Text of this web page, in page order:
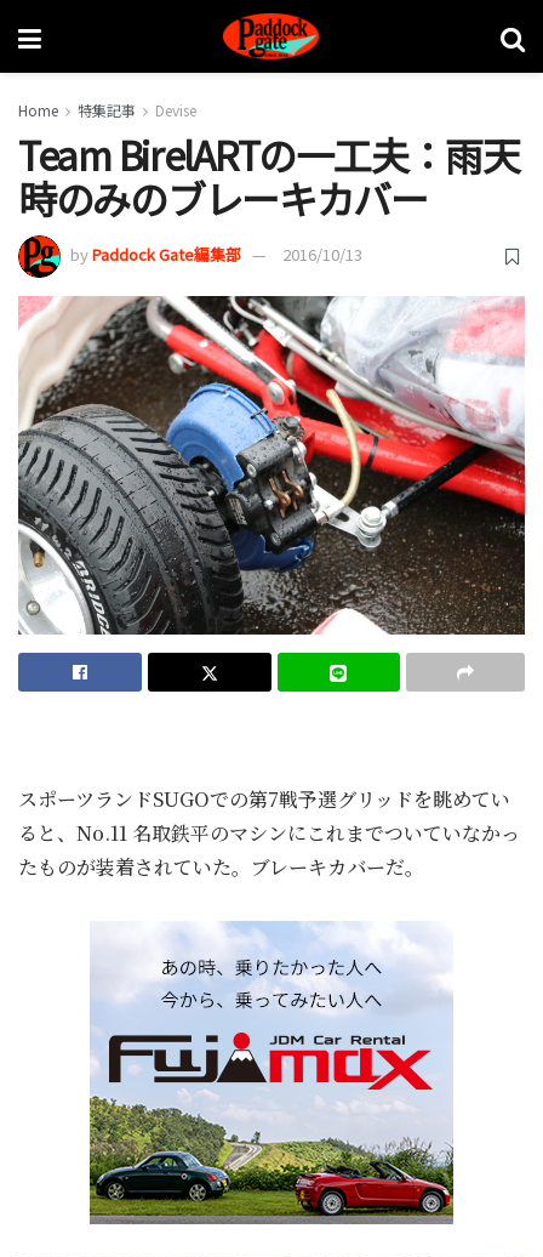
Home 特集記事 Devise
Team BirelARTの一工夫：雨天
時のみのブレーキカバー
byPaddock Gate編集部 2016/10/13
スポーツランドSUGOでの第7戦予選グリッドを眺めてい
ると、No.11 名取鉄平のマシンにこれまでついていなかっ
たものが装着されていた。ブレーキカバーだ。